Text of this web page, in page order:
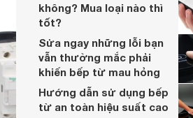
không? Mua loại nào thì
tốt?
Sửa ngay những lỗi bạn
vẫn thường mắc phải
khiến bếp từ mau hỏng
Hướng dẫn sử dụng bếp
từ an toàn hiệu suất cao